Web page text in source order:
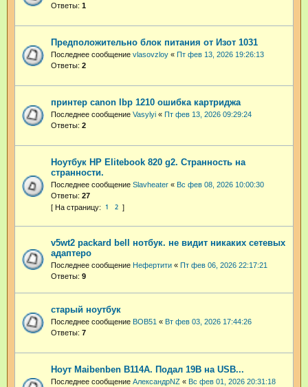
Ответы: 1
Предположительно блок питания от Изот 1031
Последнее сообщение vlasovzloy « Пт фев 13, 2026 19:26:13
Ответы: 2
принтер canon lbp 1210 ошибка картриджа
Последнее сообщение Vasylyi « Пт фев 13, 2026 09:29:24
Ответы: 2
Ноутбук HP Elitebook 820 g2. Странность на
странности.
Последнее сообщение Slavheater « Вс фев 08, 2026 10:00:30
Ответы: 27
1 2
v5wt2 packard bell нотбук. не видит никаких сетевых
адаптеро
Последнее сообщение Нефертити « Пт фев 06, 2026 22:17:21
Ответы: 9
старый ноутбук
Последнее сообщение BOB51 « Вт фев 03, 2026 17:44:26
Ответы: 7
Ноут Maibenben B114A. Подал 19В на USB...
Последнее сообщение АлександрNZ « Вс фев 01, 2026 20:31:18